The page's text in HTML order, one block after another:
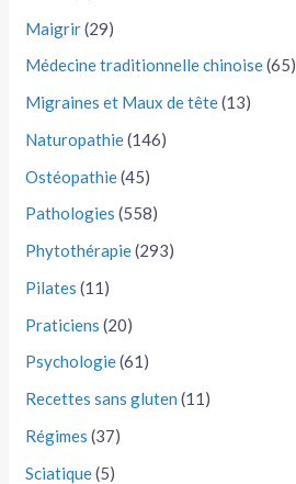
Maigrir(29)
Médecine traditionnelle chinoise(65)
Migraines et Maux de tête(13)
Naturopathie(146)
Ostéopathie(45)
Pathologies (558)
Phytothérapie(293)
Pilates (11)
Praticiens (20)
Psychologie(61)
Recettes sans gluten (11)
Régimes (37)
Sciatique(5)